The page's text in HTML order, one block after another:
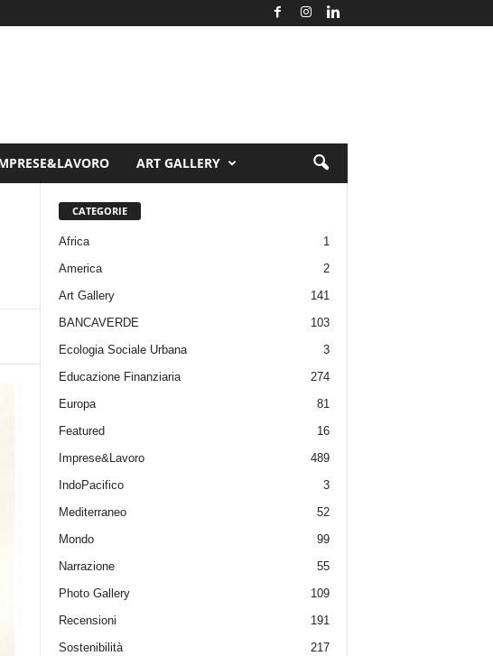
ART GALLERY
CATEGORIE
Africa
1
America
2
Art Gallery
141
BANCAVERDE
103
Ecologia Sociale Urbana
3
Educazione Finanziaria
274
Europa
81
Featured
16
Imprese&Lavoro
489
IndoPacifico
3
Mediterraneo
52
Mondo
99
Narrazione
55
Photo Gallery
109
Recensioni
191
Sostenibilità
217